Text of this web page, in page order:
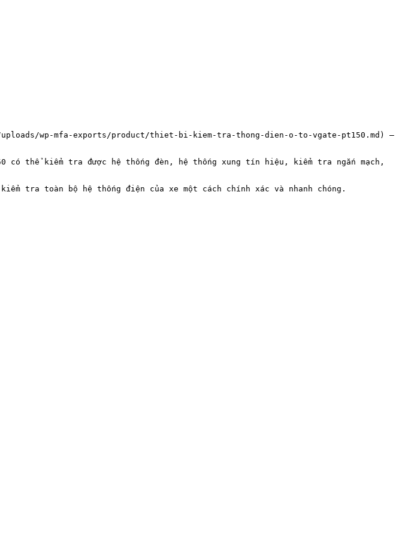
wp-mfa-exports/product/thiet-bi-kiem-tra-thong-dien-o-to-vgate-pt150.md) —
có thể kiểm tra được hệ thống đèn, hệ thống xung tín hiệu, kiểm tra ngắn mạch,